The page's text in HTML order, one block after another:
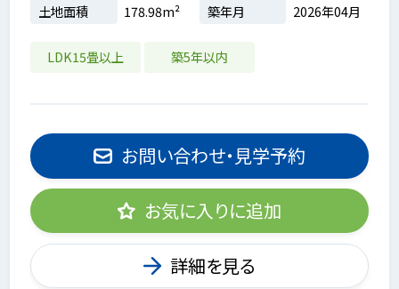
土地面積
178.98m² 築年月 2026年04月
LDK15畳以上 築5年以内
お問い合わせ・見学予約
お気に入りに追加
詳細を見る